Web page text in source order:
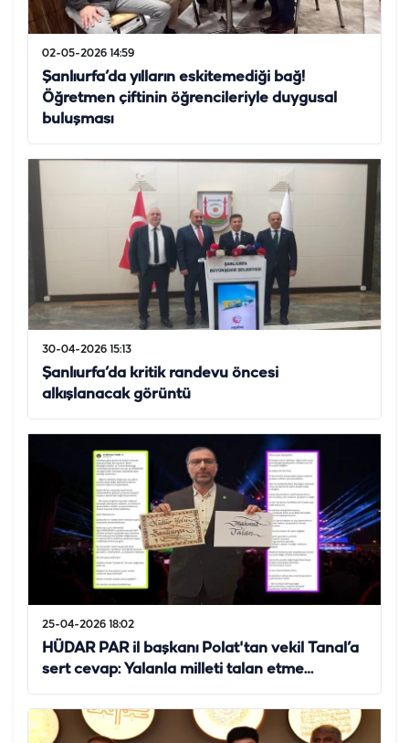
02-05-2026 14:59
Şanlıurfa’da yılların eskitemediği bağ!
Öğretmen çiftinin öğrencileriyle duygusal
buluşması
30-04-2026 15:13
Şanlıurfa’da kritik randevu öncesi
alkışlanacak görüntü
25-04-2026 18:02
HÜDAR PAR il başkanı Polat'tan vekil Tanal’a
sert cevap: Yalanla milleti talan etme…